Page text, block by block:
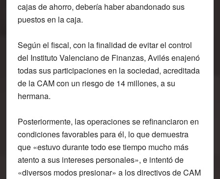
cajas de ahorro, debería haber abandonado sus
puestos en la caja.
Según el fiscal, con la finalidad de evitar el control
del Instituto Valenciano de Finanzas, Avilés enajenó
todas sus participaciones en la sociedad, acreditada
de la CAM con un riesgo de 14 millones, a su
hermana.
Posteriormente, las operaciones se refinanciaron en
condiciones favorables para él, lo que demuestra
que «estuvo durante todo ese tiempo mucho más
atento a sus intereses personales», e intentó de
«diversos modos presionar» a los directivos de CAM